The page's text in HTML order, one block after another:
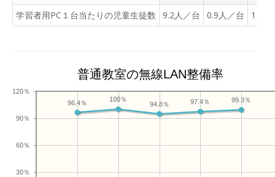
学習者用PC１台当たりの児童生徒数
9.2人／台 0.9人／台 1人
普通教室の無線LAN整備率
30％
60％
90％
120％
99.3％
97.4％
94.8％
100％
96.4％